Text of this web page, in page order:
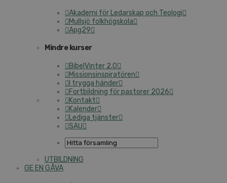
Akademi för Ledarskap och Teologi
Mullsjö folkhögskola
Apg29
Mindre kurser
BibelVinter 2.0
Missionsinspiratören
I trygga händer
Fortbildning för pastorer 2026
Kontakt
Kalender
Lediga tjänster
SAU
UTBILDNING
GE EN GÅVA